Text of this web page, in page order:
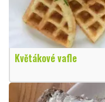
Květákové vafle